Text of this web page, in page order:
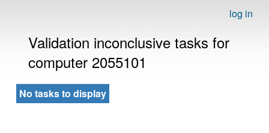
log in
Validation inconclusive tasks for
computer 2055101
No tasks to display